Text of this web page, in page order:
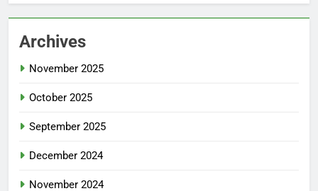
Archives
November 2025
October 2025
September 2025
December 2024
November 2024